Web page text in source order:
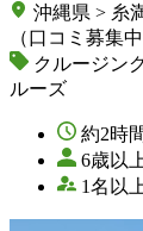
沖縄県 > 糸
（口コミ募集中
クルージン
ルーズ
約2時
6歳以
1名以